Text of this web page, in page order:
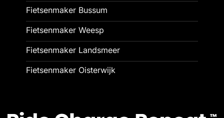
Fietsenmaker Bussum
Fietsenmaker Weesp
Fietsenmaker Landsmeer
Fietsenmaker Oisterwijk